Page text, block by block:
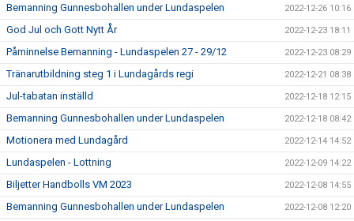
Bemanning Gunnesbohallen under Lundaspelen 2022-12-26 10:16
God Jul och Gott Nytt År 2022-12-23 18:11
Påminnelse Bemanning - Lundaspelen 27 - 29/12 2022-12-23 08:29
Tränarutbildning steg 1 i Lundagårds regi 2022-12-21 08:38
Jul-tabatan inställd 2022-12-18 12:15
Bemanning Gunnesbohallen under Lundaspelen 2022-12-18 08:42
Motionera med Lundagård 2022-12-14 14:52
Lundaspelen - Lottning 2022-12-09 14:22
Biljetter Handbolls VM 2023 2022-12-08 14:55
Bemanning Gunnesbohallen under Lundaspelen 2022-12-08 12:20